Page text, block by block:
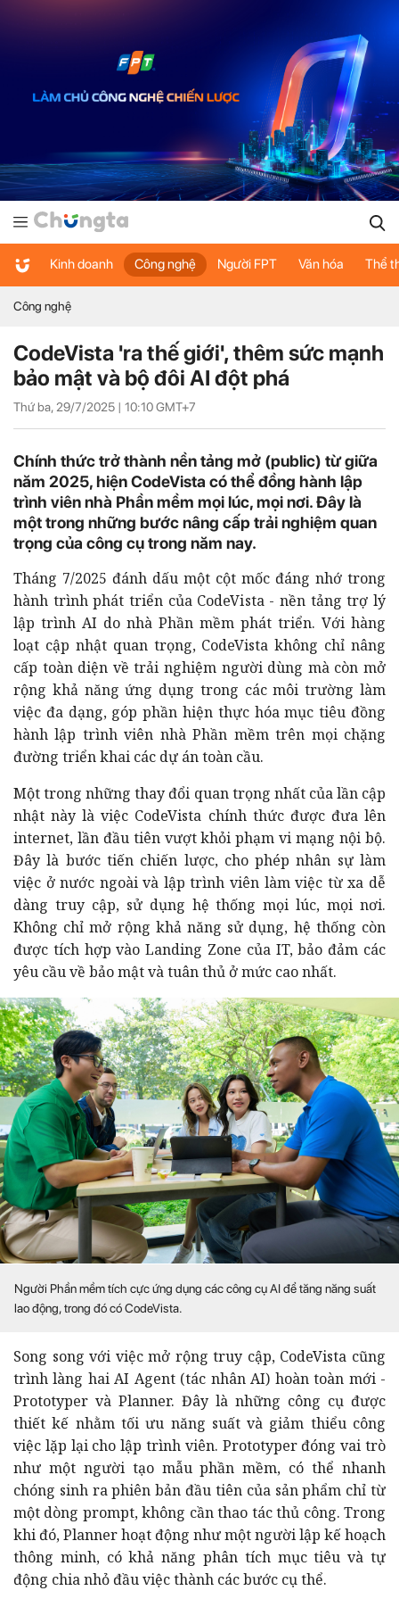
Kinh doanh Công nghệ Người FPT Văn hóa Thể
Công nghệ
CodeVista 'ra thế giới', thêm sức mạnh
bảo mật và bộ đôi AI đột phá
Thứ ba, 29/7/2025 | 10:10GMT+7
Chính thức trở thành nền tảng mở (public) từ giữa
năm 2025, hiện CodeVista có thể đồng hành lập
trình viên nhà Phần mềm mọi lúc, mọi nơi. Đây là
một trong những bước nâng cấp trải nghiệm quan
trọng của công cụ trong năm nay.
Tháng 7/2025 đánh dấu một cột mốc đáng nhớ trong
hành trình phát triển của CodeVista - nền tảng trợ lý
lập trình AI do nhà Phần mềm phát triển. Với hàng
loạt cập nhật quan trọng, CodeVista không chỉ nâng
cấp toàn diện về trải nghiệm người dùng mà còn mở
rộng khả năng ứng dụng trong các môi trường làm
việc đa dạng, góp phần hiện thực hóa mục tiêu đồng
hành lập trình viên nhà Phần mềm trên mọi chặng
đường triển khai các dự án toàn cầu.
Một trong những thay đổi quan trọng nhất của lần cập
nhật này là việc CodeVista chính thức được đưa lên
internet, lần đầu tiên vượt khỏi phạm vi mạng nội bộ.
Đây là bước tiến chiến lược, cho phép nhân sự làm
việc ở nước ngoài và lập trình viên làm việc từ xa dễ
dàng truy cập, sử dụng hệ thống mọi lúc, mọi nơi.
Không chỉ mở rộng khả năng sử dụng, hệ thống còn
được tích hợp vào Landing Zone của IT, bảo đảm các
yêu cầu về bảo mật và tuân thủ ở mức cao nhất.
Người Phần mềm tích cực ứng dụng các công cụ AI để tăng năng suất
lao động, trong đó có CodeVista.
Song song với việc mở rộng truy cập, CodeVista cũng
trình làng hai AI Agent (tác nhân AI) hoàn toàn mới -
Prototyper và Planner. Đây là những công cụ được
thiết kế nhằm tối ưu năng suất và giảm thiểu công
việc lặp lại cho lập trình viên. Prototyper đóng vai trò
như một người tạo mẫu phần mềm, có thể nhanh
chóng sinh ra phiên bản đầu tiên của sản phẩm chỉ từ
một dòng prompt, không cần thao tác thủ công. Trong
khi đó, Planner hoạt động như một người lập kế hoạch
thông minh, có khả năng phân tích mục tiêu và tự
động chia nhỏ đầu việc thành các bước cụ thể.